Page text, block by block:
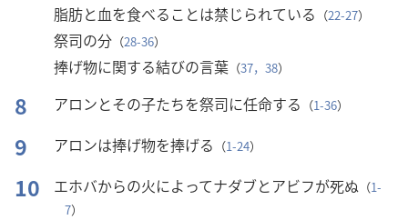
脂肪と血を食べることは禁じられている （22-27）
祭司の分（28-36）
捧げ物に関する結びの言葉（37，38）
8 アロンとその子たちを祭司に任命する （1-36）
9 アロンは捧げ物を捧げる （1-24）
10 エホバからの火によってナダブとアビフが死ぬ（1-
7）